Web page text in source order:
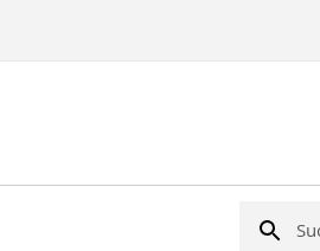
Suche